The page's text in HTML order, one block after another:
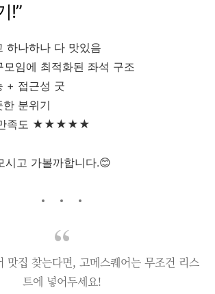
!”
하나하나 다 맛있음
임에 최적화된 좌석 구조
+ 접근성 굿
분위기
만족도 ★★★★★
시고 가볼까합니다.😊
맛집 찾는다면, 고메스퀘어는 무조건 리스
트에 넣어두세요!